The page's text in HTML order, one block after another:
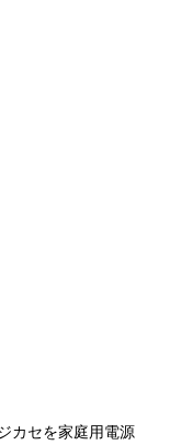
カセを家庭用電源